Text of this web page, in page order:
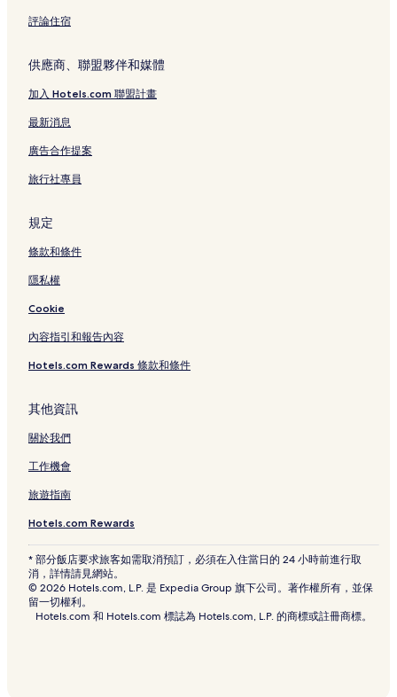
坎古的旅館
坎古的民宿
坎古的平價飯店
坎古的奢華飯店
坎古 5 星級飯店
坎古的商務飯店
坎古的海灘飯店
切帕卡的設有停車場的飯店
切帕卡的設有廚房的飯店
切帕卡的別墅
切帕卡的奢華飯店
切帕卡飯店
科洛布坎的設有游泳池的飯店
科洛布坎的設有停車場的飯店
評論住宿
供應商、聯盟夥伴和媒體
加入 Hotels.com 聯盟計畫
最新消息
廣告合作提案
旅行社專員
規定
條款和條件
隱私權
Cookie
內容指引和報告內容
Hotels.com Rewards 條款和條件
其他資訊
關於我們
工作機會
旅遊指南
Hotels.com Rewards
* 部分飯店要求旅客如需取消預訂，必須在入住當日的 24 小時前進行取
消，詳情請見網站。
© 2026 Hotels.com, L.P. 是 Expedia Group 旗下公司。著作權所有，並保
留一切權利。
Hotels.com 和 Hotels.com 標誌為 Hotels.com, L.P. 的商標或註冊商標。